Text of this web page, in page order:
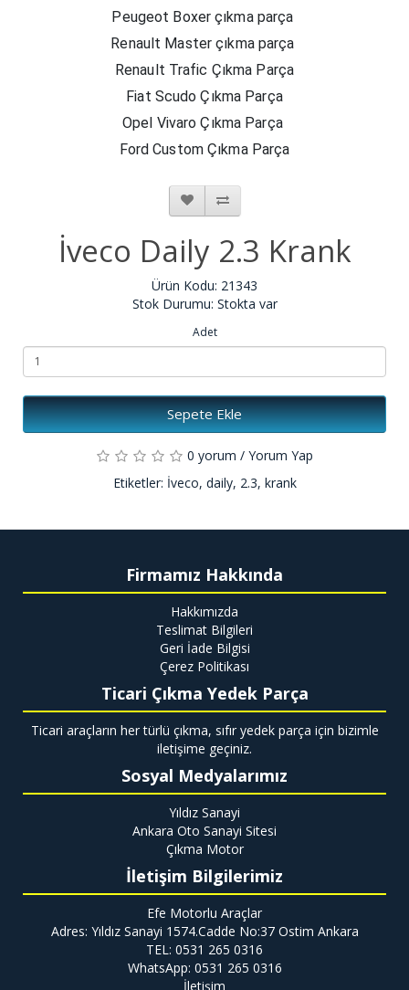
Peugeot Boxer çıkma parça
Renault Master çıkma parça
Renault Trafic Çıkma Parça
Fiat Scudo Çıkma Parça
Opel Vivaro Çıkma Parça
Ford Custom Çıkma Parça
İveco Daily 2.3 Krank
Ürün Kodu: 21343
Stok Durumu: Stokta var
Adet
Sepete Ekle
0 yorum / Yorum Yap
Etiketler: İveco, daily, 2.3, krank
Firmamız Hakkında
Hakkımızda
Teslimat Bilgileri
Geri İade Bilgisi
Çerez Politikası
Ticari Çıkma Yedek Parça
Ticari araçların her türlü çıkma, sıfır yedek parça için bizimle
iletişime geçiniz.
Sosyal Medyalarımız
Yıldız Sanayi
Ankara Oto Sanayi Sitesi
Çıkma Motor
İletişim Bilgilerimiz
Efe Motorlu Araçlar
Adres: Yıldız Sanayi 1574.Cadde No:37 Ostim Ankara
TEL: 0531 265 0316
WhatsApp: 0531 265 0316
İletişim